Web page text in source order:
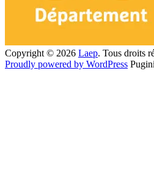
Copyright © 2026 Laep. Tous droits
Proudly powered by WordPress